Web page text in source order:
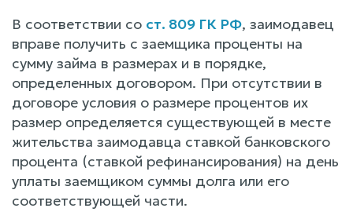
В соответствии со ст. 809 ГК РФ, заимодавец
вправе получить с заемщика проценты на
сумму займа в размерах и в порядке,
определенных договором. При отсутствии в
договоре условия о размере процентов их
размер определяется существующей в месте
жительства заимодавца ставкой банковского
процента (ставкой рефинансирования) на день
уплаты заемщиком суммы долга или его
соответствующей части.